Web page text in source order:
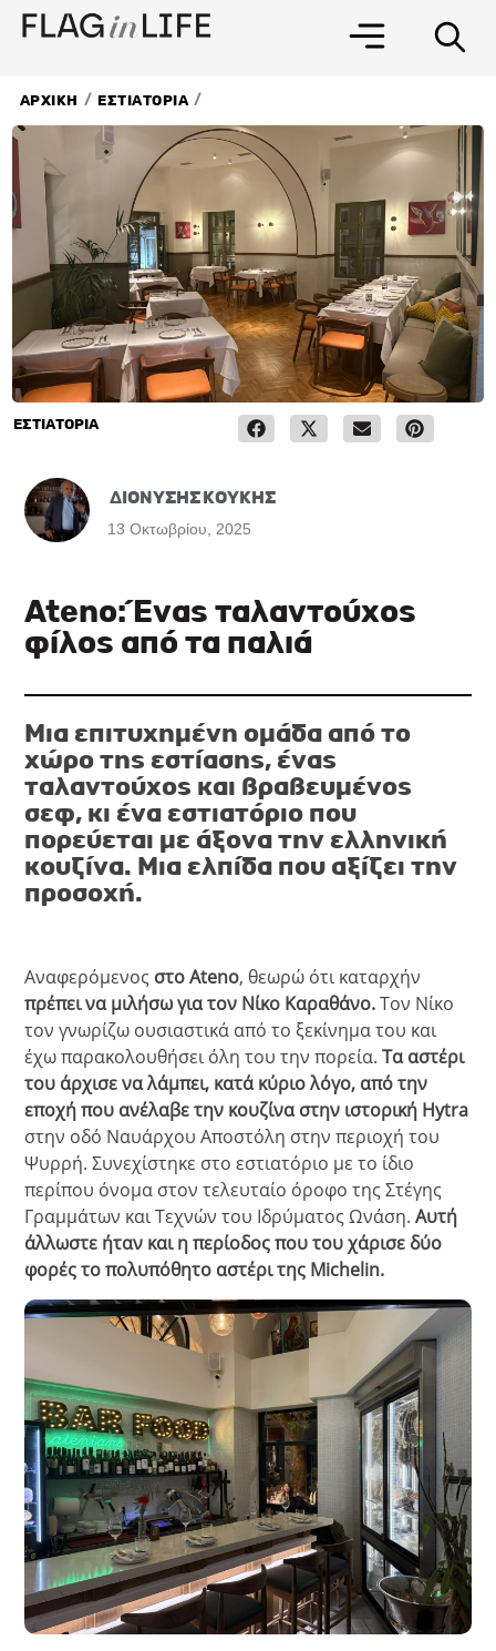
Μετάβαση
στο
ΑΡΧΙΚΗ / ΕΣΤΙΑΤΟΡΙΑ /
ΕΣΤΙΑΤΟΡΙΑ
ΔΙΟΝΥΣΗΣ ΚΟΥΚΗΣ
13 Οκτωβρίου, 2025
Ateno: Ένας ταλαντούχος
φίλος από τα παλιά
Μια επιτυχημένη ομάδα από το
χώρο της εστίασης, ένας
ταλαντούχος και βραβευμένος
σεφ, κι ένα εστιατόριο που
πορεύεται με άξονα την ελληνική
κουζίνα. Μια ελπίδα που αξίζει την
προσοχή.
Αναφερόμενος στο Ateno, θεωρώ ότι καταρχήν
πρέπει να μιλήσω για τον Νίκο Καραθάνο.Τον Νίκο
τον γνωρίζω ουσιαστικά από το ξεκίνημα του και
έχω παρακολουθήσει όλη του την πορεία.Τα αστέρι
του άρχισε να λάμπει, κατά κύριο λόγο, από την
εποχή που ανέλαβε την κουζίνα στην ιστορική Hytra
στην οδό Ναυάρχου Αποστόλη στην περιοχή του
Ψυρρή. Συνεχίστηκε στο εστιατόριο με το ίδιο
περίπου όνομα στον τελευταίο όροφο της Στέγης
Γραμμάτων και Τεχνών του Ιδρύματος Ωνάση.Αυτή
άλλωστε ήταν και η περίοδος που του χάρισε δύο
φορές το πολυπόθητο αστέρι της Michelin.